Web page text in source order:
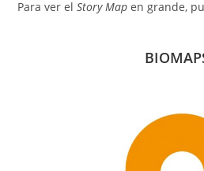
Para ver elStory Map en grande,